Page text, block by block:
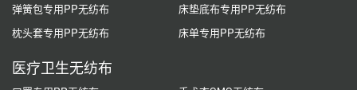
弹簧包专用PP无纺布
床垫底布专用PP无纺布
枕头套专用PP无纺布
床单专用PP无纺布
医疗卫生无纺布